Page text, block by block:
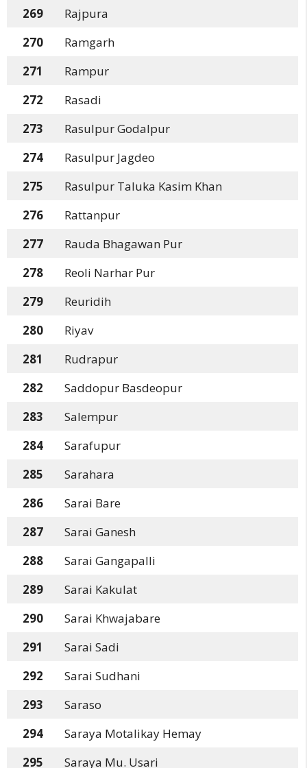
269
Rajpura
270
Ramgarh
271
Rampur
272
Rasadi
273
Rasulpur Godalpur
274
Rasulpur Jagdeo
275
Rasulpur Taluka Kasim Khan
276
Rattanpur
277
Rauda Bhagawan Pur
278
Reoli Narhar Pur
279
Reuridih
280
Riyav
281
Rudrapur
282
Saddopur Basdeopur
283
Salempur
284
Sarafupur
285
Sarahara
286
Sarai Bare
287
Sarai Ganesh
288
Sarai Gangapalli
289
Sarai Kakulat
290
Sarai Khwajabare
291
Sarai Sadi
292
Sarai Sudhani
293
Saraso
294
Saraya Motalikay Hemay
295
Saraya Mu. Usari